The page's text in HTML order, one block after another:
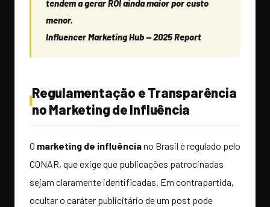
tendem a gerar ROI ainda maior por custo
menor.
Influencer Marketing Hub — 2025 Report
Regulamentação e Transparência
no Marketing de Influência
O marketing de influênciano Brasil é regulado pelo
CONAR, que exige que publicações patrocinadas
sejam claramente identificadas. Em contrapartida,
ocultar o caráter publicitário de um post pode